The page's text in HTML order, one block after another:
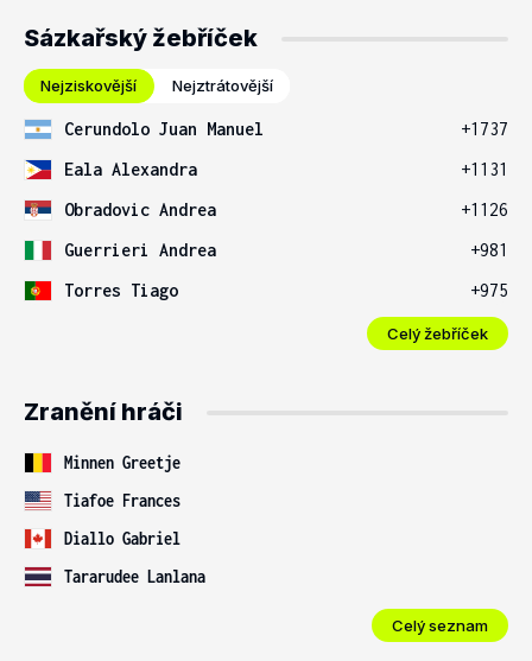
Sázkařský žebříček
Nejziskovější Nejztrátovější
Cerundolo Juan Manuel
+1737
Eala Alexandra
+1131
Obradovic Andrea
+1126
Guerrieri Andrea
+981
Torres Tiago
+975
Celý žebříček
Zranění hráči
Minnen Greetje
Tiafoe Frances
Diallo Gabriel
Tararudee Lanlana
Celý seznam